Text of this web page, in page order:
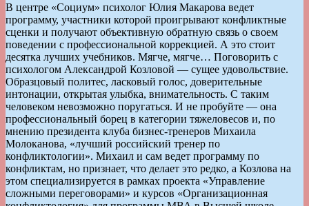
В центре «Социум» психолог Юлия Макарова ведет
программу, участники которой проигрывают конфликтные
сценки и получают объективную обратную связь о своем
поведении с профессиональной коррекцией. А это стоит
десятка лучших учебников. Мягче, мягче… Поговорить с
психологом Александрой Козловой — сущее удовольствие.
Образцовый политес, ласковый голос, доверительные
интонации, открытая улыбка, внимательность. С таким
человеком невозможно поругаться. И не пробуйте — она
профессиональный борец в категории тяжеловесов и, по
мнению президента клуба бизнес-тренеров Михаила
Молоканова, «лучший российский тренер по
конфликтологии». Михаил и сам ведет программу по
конфликтам, но признает, что делает это редко, а Козлова на
этом специализируется в рамках проекта «Управление
сложными переговорами» и курсов «Организационная